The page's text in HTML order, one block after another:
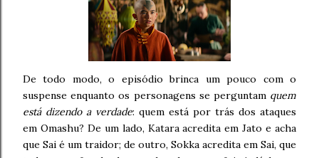
De todo modo, o episódio brinca um pouco com o
suspense enquanto os personagens se perguntam quem
está dizendo a verdade: quem está por trás dos ataques
em Omashu? De um lado, Katara acredita em Jato e acha
que Sai é um traidor; de outro, Sokka acredita em Sai, que